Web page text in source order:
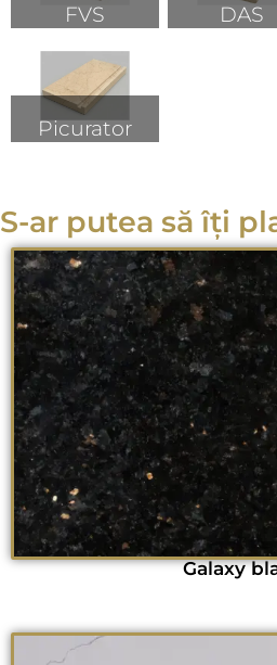
FVS DAS
Picurator
S-ar putea să îți
Galaxy